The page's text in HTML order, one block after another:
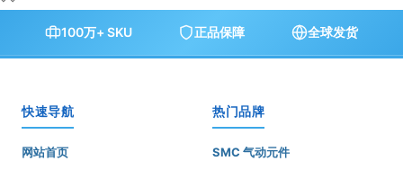
100万+ SKU 正品保障 全球发货
快速导航
网站首页
热门品牌
SMC 气动元件